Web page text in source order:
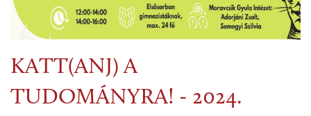
KATT(ANJ) A
TUDOMÁNYRA! - 2024.